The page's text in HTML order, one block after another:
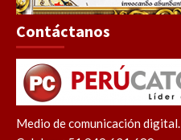
Contáctanos
Medio de comunicación digital.